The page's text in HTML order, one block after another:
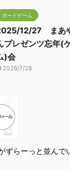
ボードゲーム
12/27 まあ
プレゼンツ忘年(
)会
2026/7/28
ずらーっと並んで